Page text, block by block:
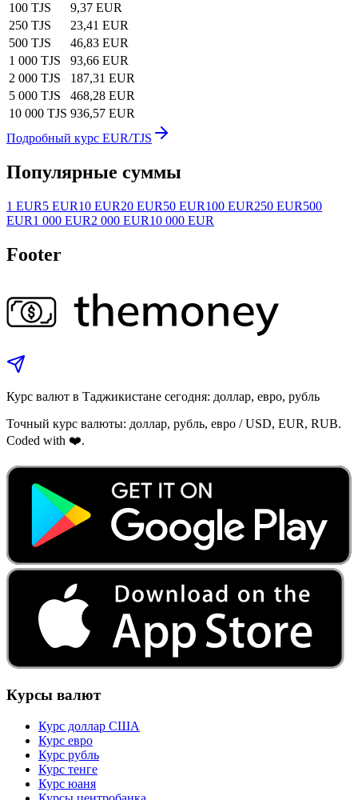
100 TJS
9,37 EUR
250 TJS
23,41 EUR
500 TJS
46,83 EUR
1 000 TJS
93,66 EUR
2 000 TJS
187,31 EUR
5 000 TJS
468,28 EUR
10 000 TJS 936,57 EUR
Подробный курс EUR/TJS
Популярные суммы
1 EUR5 EUR10 EUR20 EUR50 EUR100 EUR250 EUR500
EUR1 000 EUR2 000 EUR10 000 EUR
Footer
Курс валют в Таджикистане сегодня: доллар, евро, рубль
Точный курс валюты: доллар, рубль, евро / USD, EUR, RUB.
Coded with ❤️.
Курсы валют
Курс доллар США
Курс евро
Курс рубль
Курс тенге
Курс юаня